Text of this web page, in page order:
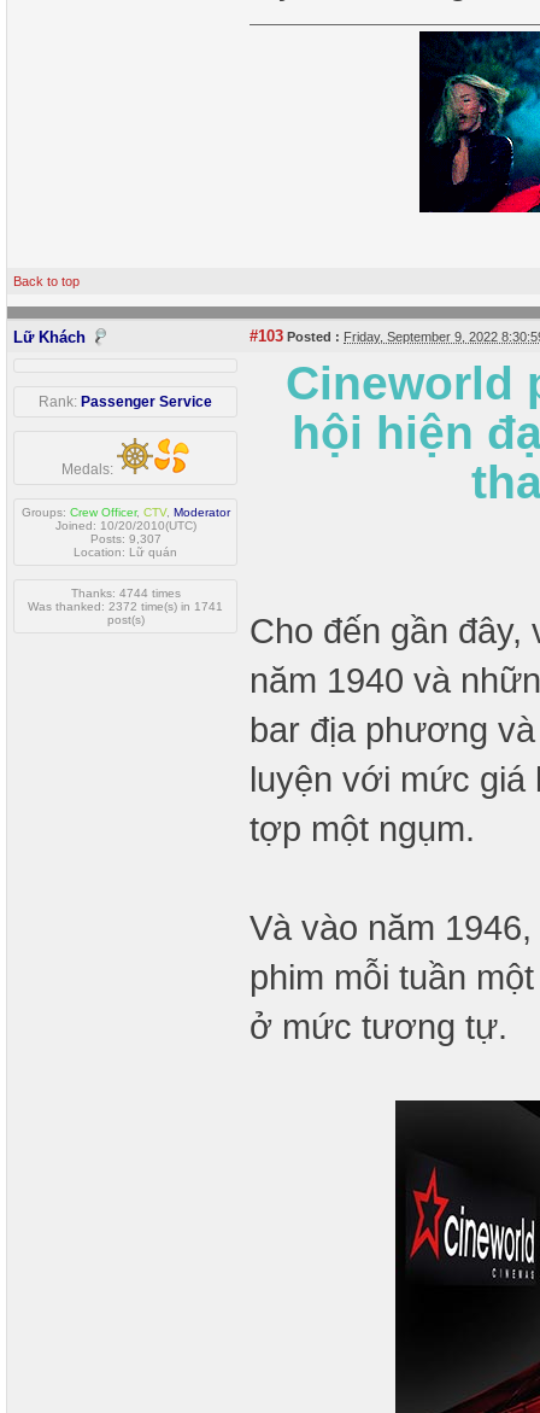
Back to top
Lữ Khách #103 Posted : Friday, September 9, 2022
Rank: Passenger Service
Medals:
Groups: Crew Officer, CTV, Moderator
Joined: 10/20/2010(UTC)
Posts: 9,307
Location: Lữ quán
Thanks: 4744 times
Was thanked: 2372 time(s) in 1741
post(s)
Cineworld
hội hiện
Cho đến gần đây,
năm 1940 và
bar địa phương
luyện với mức giá
tợp một ngụm.
Và vào năm
phim mỗi tuần
ở mức tương tự.